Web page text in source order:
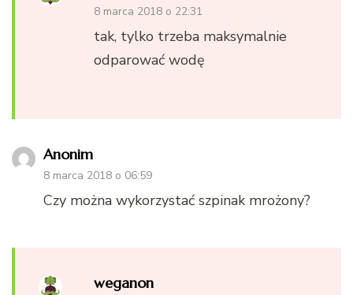
8 marca 2018 o 22:31
tak, tylko trzeba maksymalnie
odparować wodę
Anonim
8 marca 2018 o 06:59
Czy można wykorzystać szpinak mrożony?
weganon